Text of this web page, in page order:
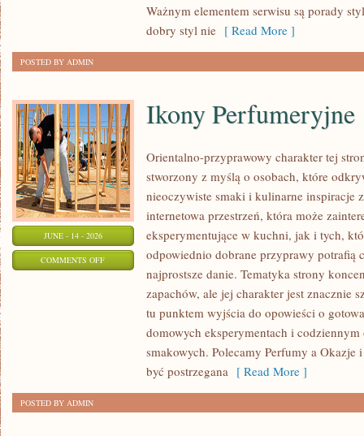
Ważnym elementem serwisu są porady
dobry styl nie [ Read More ]
POSTED BY ADMIN
JUNE - 14 - 2026
COMMENTS OFFON
PERFUMERYJNE
Ikony Perfumeryjne
Orientalno-przyprawowy charakter tej
stworzony z myślą o osobach, które
nieoczywiste smaki i kulinarne inspiracje
internetowa przestrzeń, która może
eksperymentujące w kuchni, jak i tych,
odpowiednio dobrane przyprawy potrafią
najprostsze danie. Tematyka strony
zapachów, ale jej charakter jest znacznie
tu punktem wyjścia do opowieści o
domowych eksperymentach i
smakowych. Polecamy Perfumy a Okazje
być postrzegana [ Read More ]
POSTED BY ADMIN